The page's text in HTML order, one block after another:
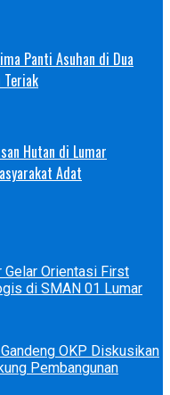
Panti Asuhan di Dua
Teriak
Hutan di Lumar
Adat
Gelar Orientasi First
di SMAN 01 Lumar
OKP Diskusikan
Pembangunan